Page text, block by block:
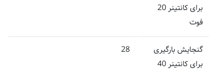
برای کانتینر 20
فوت
گنجایش بارگیری
برای کانتینر 40
28